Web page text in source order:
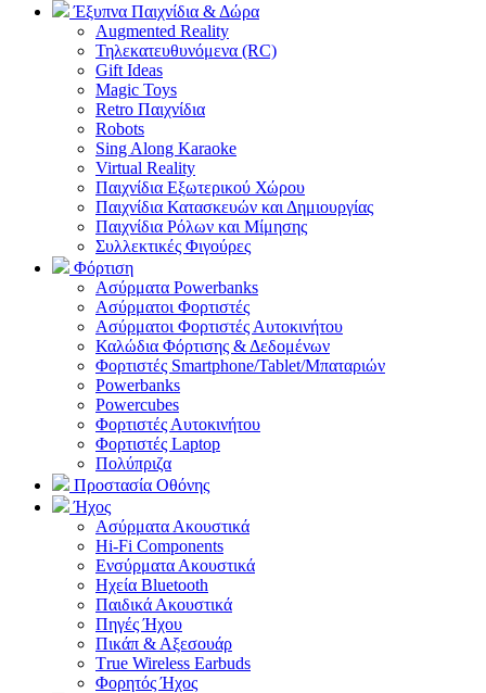
Έξυπνα Παιχνίδια & Δώρα
Augmented Reality
Τηλεκατευθυνόμενα (RC)
Gift Ideas
Magic Toys
Retro Παιχνίδια
Robots
Sing Along Karaoke
Virtual Reality
Παιχνίδια Εξωτερικού Χώρου
Παιχνίδια Κατασκευών και Δημιουργίας
Παιχνίδια Ρόλων και Μίμησης
Συλλεκτικές Φιγούρες
Φόρτιση
Ασύρματα Powerbanks
Aσύρματοι Φορτιστές
Ασύρματοι Φορτιστές Αυτοκινήτου
Καλώδια Φόρτισης & Δεδομένων
Φορτιστές Smartphone/Tablet/Μπαταριών
Powerbanks
Powercubes
Φορτιστές Αυτοκινήτου
Φορτιστές Laptop
Πολύπριζα
Προστασία Οθόνης
Ήχος
Ασύρματα Ακουστικά
Hi-Fi Components
Ενσύρματα Ακουστικά
Ηχεία Bluetooth
Παιδικά Ακουστικά
Πηγές Ήχου
Πικάπ & Αξεσουάρ
Τrue Wireless Earbuds
Φορητός Ήχος